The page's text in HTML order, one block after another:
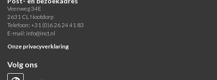
Veenweg 34E
2631 CL Nootdorp
Telefoon: +31 (0)6 26 24 41 83
E-mail: info@inct.nl
Onze privacyverklaring
Volg ons